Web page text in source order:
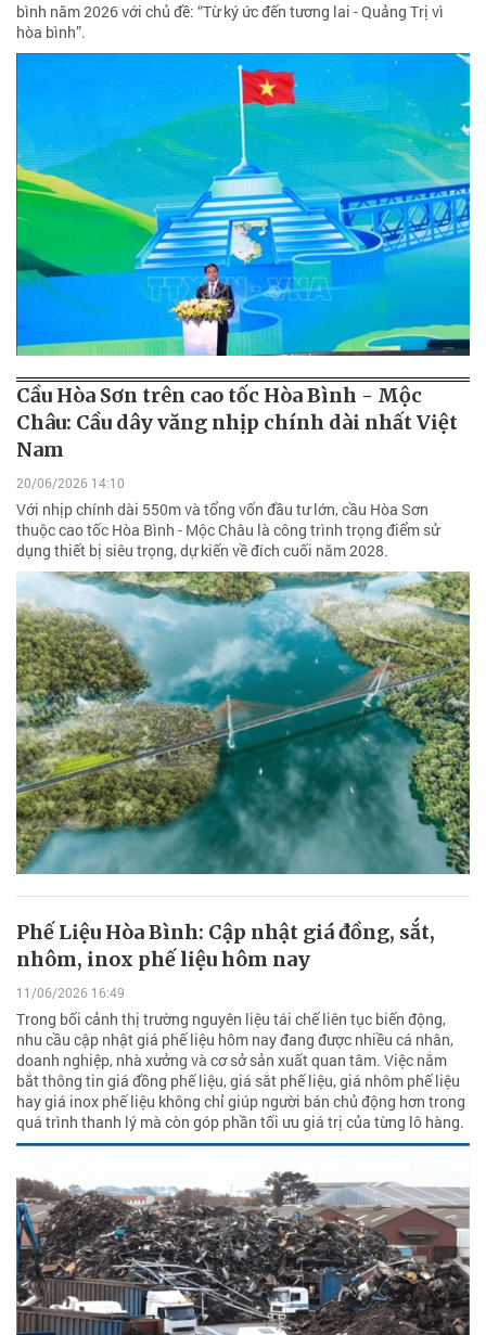
bình năm 2026 với chủ đề: “Từ ký ức đến tương lai - Quảng Trị vì
hòa bình”.
Cầu Hòa Sơn trên cao tốc Hòa Bình - Mộc
Châu: Cầu dây văng nhịp chính dài nhất Việt
Nam
20/06/2026 14:10
Với nhịp chính dài 550m và tổng vốn đầu tư lớn, cầu Hòa Sơn
thuộc cao tốc Hòa Bình - Mộc Châu là công trình trọng điểm sử
dụng thiết bị siêu trọng, dự kiến về đích cuối năm 2028.
Phế Liệu Hòa Bình: Cập nhật giá đồng, sắt,
nhôm, inox phế liệu hôm nay
11/06/2026 16:49
Trong bối cảnh thị trường nguyên liệu tái chế liên tục biến động,
nhu cầu cập nhật giá phế liệu hôm nay đang được nhiều cá nhân,
doanh nghiệp, nhà xưởng và cơ sở sản xuất quan tâm. Việc nắm
bắt thông tin giá đồng phế liệu, giá sắt phế liệu, giá nhôm phế liệu
hay giá inox phế liệu không chỉ giúp người bán chủ động hơn trong
quá trình thanh lý mà còn góp phần tối ưu giá trị của từng lô hàng.